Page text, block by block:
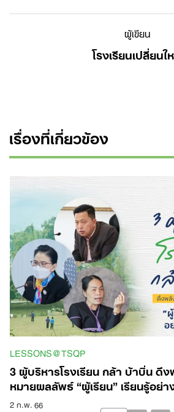
ผู้เขียน
โรงเรียนเปลี่ยนใ
เรื่องที่เกี่ยวข้อง
LESSONS@TSQP
3 ผู้บริหารโรงเรียน กล้า บ้าบิ่น ดึ
หมายผลลัพธ์ “ผู้เรียน” เรียนรู้อย่
2 ก.พ. 66